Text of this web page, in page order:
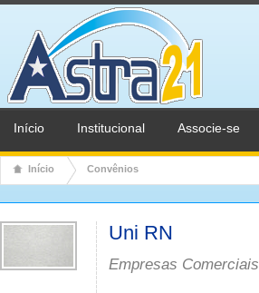
Início Institucional Associe-se
Início Convênios
Uni RN
Empresas Comerciais